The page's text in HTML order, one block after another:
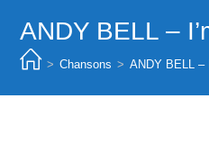
ANDY BELL –
> Chansons > ANDY BELL –